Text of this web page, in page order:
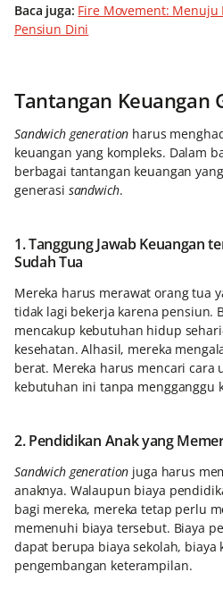
Baca juga: Fire Movement:
Pensiun Dini
Tantangan Keuangan
Sandwich generation harus
keuangan yang kompleks. Dalam
berbagai tantangan keuangan
generasi sandwich.
1. Tanggung Jawab Keuangan
Sudah Tua
Mereka harus merawat orang tua
tidak lagi bekerja karena pensiun.
mencakup kebutuhan hidup
kesehatan. Alhasil, mereka
berat. Mereka harus mencari cara
kebutuhan ini tanpa mengganggu
2. Pendidikan Anak yang
Sandwich generation juga harus
anaknya. Walaupun biaya
bagi mereka, mereka tetap perlu
memenuhi biaya tersebut. Biaya
dapat berupa biaya sekolah, biaya
pengembangan keterampilan.